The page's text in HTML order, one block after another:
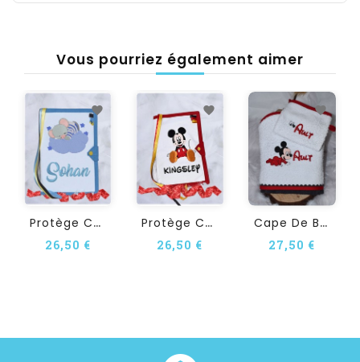
Vous pourriez également aimer
P
Rotège Carnet De Santé...
26,50 €
P
Rotège Carnet De Santé...
26,50 €
C
Ape De Bain Personnalisée...
27,50 €